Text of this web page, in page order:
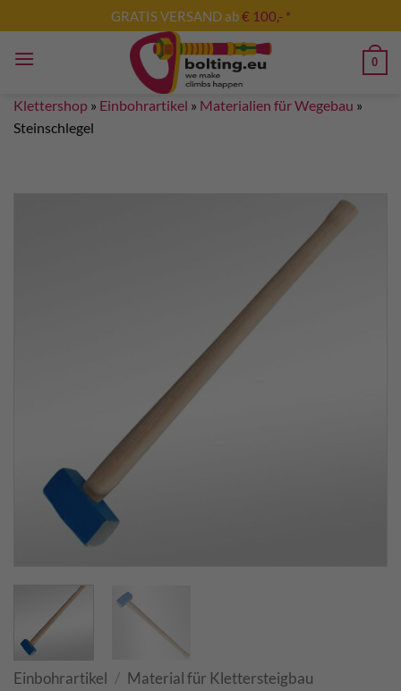
Inhalt
springen
GRATIS VERSAND ab€ 100,- *
0
Klettershop » Einbohrartikel » Materialien für Wegebau »
Steinschlegel
Einbohrartikel / Material für Klettersteigbau